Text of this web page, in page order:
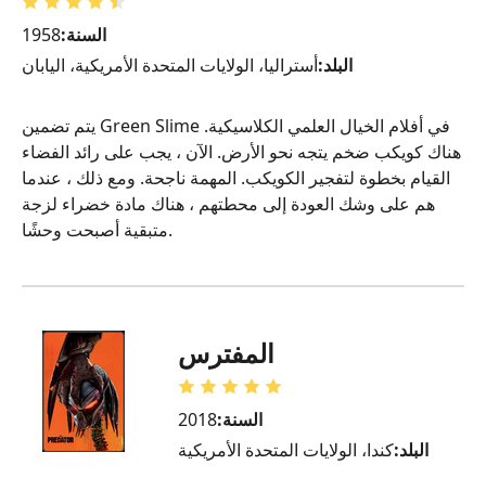
السنة:1958
البلد:أستراليا، الولايات المتحدة الأمريكية، اليابان
يتم تضمين Green Slime في أفلام الخيال العلمي الكلاسيكية.
هناك كويكب ضخم يتجه نحو الأرض. الآن ، يجب على رائد الفضاء
القيام بخطوة لتفجير الكويكب. المهمة ناجحة. ومع ذلك ، عندما
هم على وشك العودة إلى محطتهم ، هناك مادة خضراء لزجة
متبقية أصبحت وحشًا.
المفترس
السنة:2018
البلد:كندا، الولايات المتحدة الأمريكية